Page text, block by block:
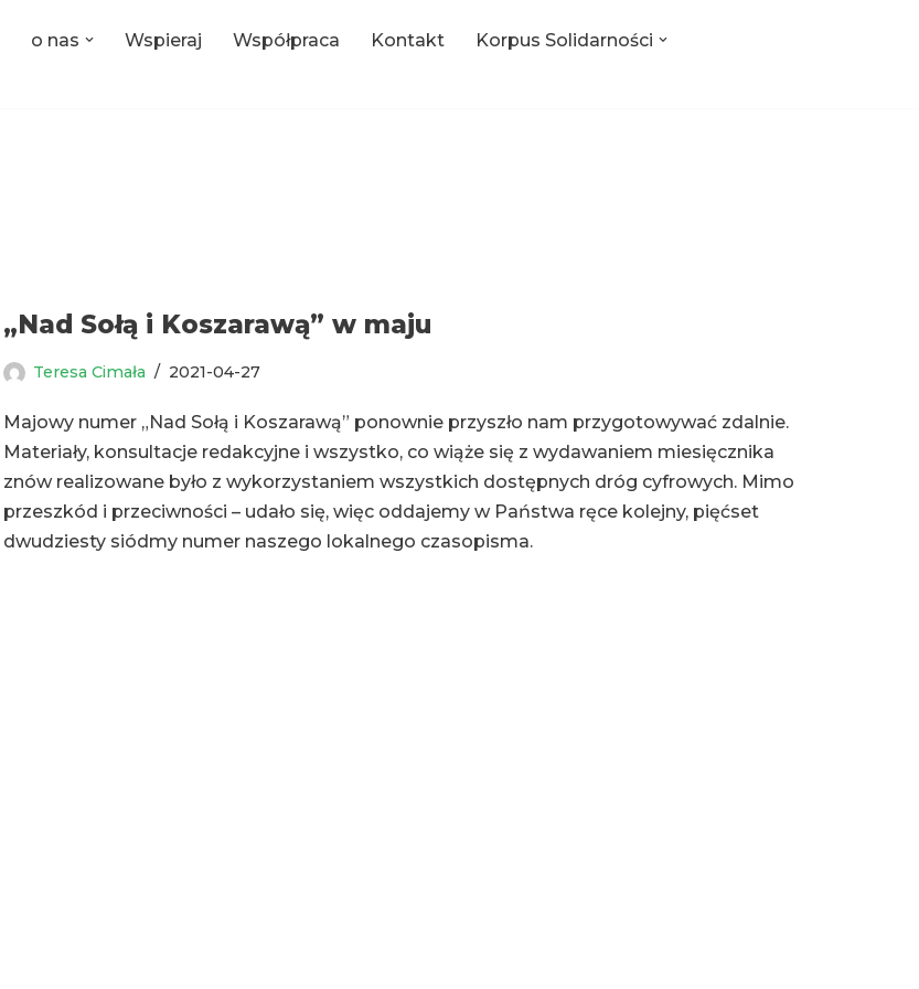
o nas Wspieraj Współpraca Kontakt
Korpus Solidarności
„Nad Sołą i Koszarawą” w maju
Teresa Cimała 2021-04-27
Majowy numer „Nad Sołą i Koszarawą” ponownie przyszło nam przygotowywać zdalnie.
Materiały, konsultacje redakcyjne i wszystko, co wiąże się z wydawaniem miesięcznika
znów realizowane było z wykorzystaniem wszystkich dostępnych dróg cyfrowych. Mimo
przeszkód i przeciwności – udało się, więc oddajemy w Państwa ręce kolejny, pięćset
dwudziesty siódmy numer naszego lokalnego czasopisma.